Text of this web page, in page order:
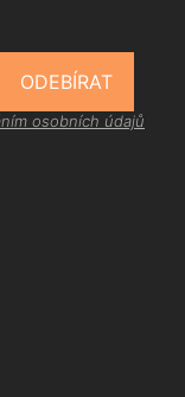
ODEBÍRAT
osobních údajů